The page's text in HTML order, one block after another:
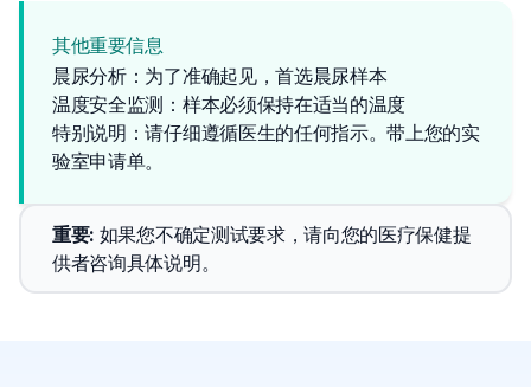
其他重要信息
晨尿分析：为了准确起见，首选晨尿样本
温度安全监测：样本必须保持在适当的温度
特别说明：请仔细遵循医生的任何指示。带上您的实
验室申请单。
重要: 如果您不确定测试要求，请向您的医疗保健提
供者咨询具体说明。